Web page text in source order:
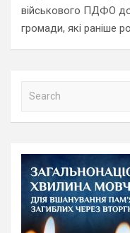
військового ПДФО
громади, які раніше
a